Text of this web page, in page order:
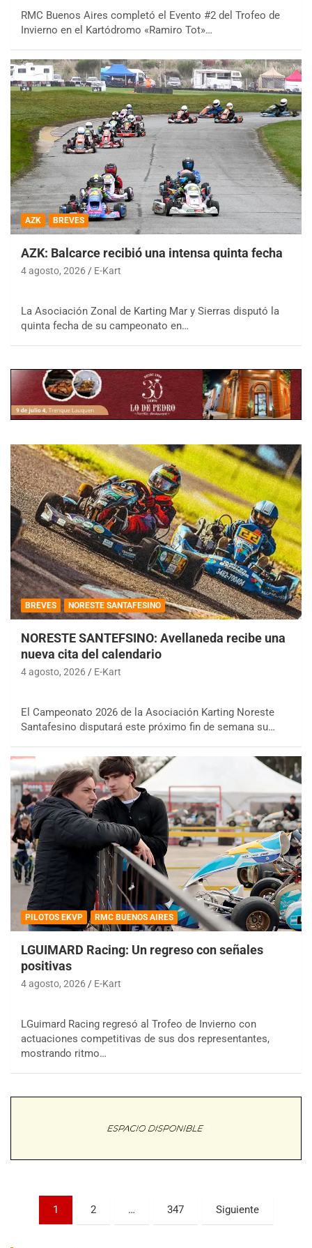
RMC Buenos Aires completó el Evento #2 del Trofeo de
Invierno en el Kartódromo «Ramiro Tot»…
AZK BREVES
AZK: Balcarce recibió una intensa quinta fecha
4 agosto, 2026 E-Kart
La Asociación Zonal de Karting Mar y Sierras disputó la
quinta fecha de su campeonato en…
BREVES NORESTE SANTAFESINO
NORESTE SANTEFSINO: Avellaneda recibe una
nueva cita del calendario
4 agosto, 2026 E-Kart
El Campeonato 2026 de la Asociación Karting Noreste
Santafesino disputará este próximo fin de semana su…
PILOTOS EKVP RMC BUENOS AIRES
LGUIMARD Racing: Un regreso con señales
positivas
4 agosto, 2026 E-Kart
LGuimard Racing regresó al Trofeo de Invierno con
actuaciones competitivas de sus dos representantes,
mostrando ritmo…
Paginación
1 2 … 347 Siguiente
COBERTURA ESPECIAL DE E-KART.COM.AR
08/09-AGO
Trenque Lauquen (Buenos Aires)
Parque de la Velocidad (Asfalto)
Villaguay (Entre Ríos)